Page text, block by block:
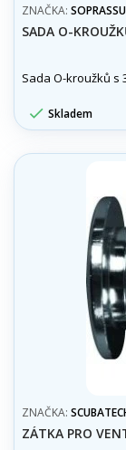
ZNAČKA:
SADA O-
Sada O-kroužků s
 Skladem
ZNAČKA:
ZÁTKA PRO